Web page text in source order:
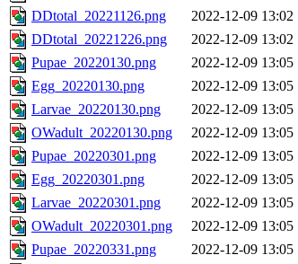
DDtotal_20221126.png
2022-12-09 13:02
DDtotal_20221226.png
2022-12-09 13:02
Pupae_20220130.png
2022-12-09 13:05
Egg_20220130.png
2022-12-09 13:05
Larvae_20220130.png
2022-12-09 13:05
OWadult_20220130.png
2022-12-09 13:05
Pupae_20220301.png
2022-12-09 13:05
Egg_20220301.png
2022-12-09 13:05
Larvae_20220301.png
2022-12-09 13:05
OWadult_20220301.png
2022-12-09 13:05
Pupae_20220331.png
2022-12-09 13:05